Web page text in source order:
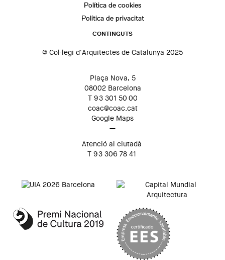
Política de cookies
Política de privacitat
CONTINGUTS
© Col·legi d'Arquitectes de Catalunya 2025
Plaça Nova, 5
08002 Barcelona
T 93 301 50 00
coac@coac.cat
Google Maps
—
Atenció al ciutadà
T 93 306 78 41